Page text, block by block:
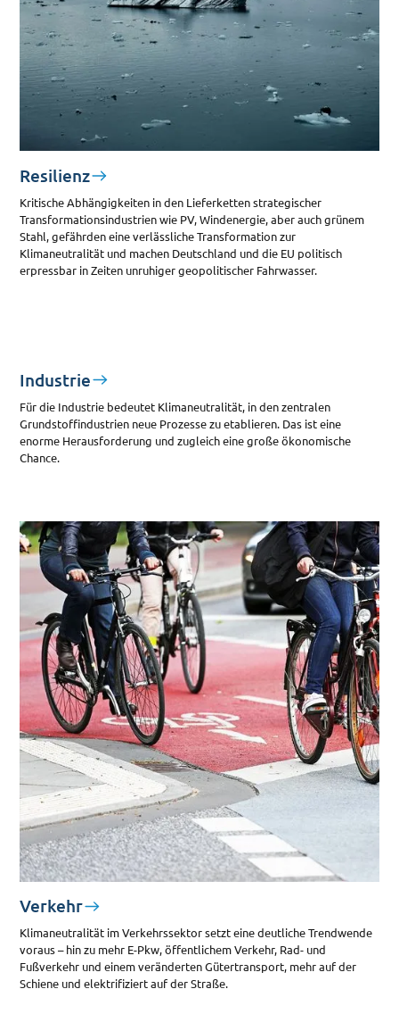
Resilienz
Kritische Abhängigkeiten in den Lieferketten strategischer
Transformationsindustrien wie PV, Windenergie, aber auch grünem
Stahl, gefährden eine verlässliche Transformation zur
Klimaneutralität und machen Deutschland und die EU politisch
erpressbar in Zeiten unruhiger geopolitischer Fahrwasser.
Industrie
Für die Industrie bedeutet Klimaneutralität, in den zentralen
Grundstoffindustrien neue Prozesse zu etablieren. Das ist eine
enorme Herausforderung und zugleich eine große ökonomische
Chance.
Verkehr
Klimaneutralität im Verkehrssektor setzt eine deutliche Trendwende
voraus – hin zu mehr E-Pkw, öffentlichem Verkehr, Rad- und
Fußverkehr und einem veränderten Gütertransport, mehr auf der
Schiene und elektrifiziert auf der Straße.